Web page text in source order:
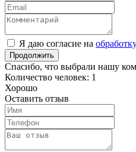
Я даю согласие на
Продолжить
Спасибо, что выбрали нашу
Количество человек: 1
Хорошо
Оставить отзыв